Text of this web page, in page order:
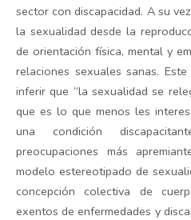
sector con discapacidad. A su
la sexualidad desde la
de orientación física, mental y
relaciones sexuales sanas.
inferir que “la sexualidad se
que es lo que menos les
una condición
preocupaciones más
modelo estereotipado de
concepción colectiva de
exentos de enfermedades y